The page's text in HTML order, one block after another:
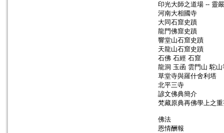
印光大師之道場 -- 靈
河南大相國寺
大同石窟史蹟
龍門佛窟史蹟
響堂山石窟史蹟
天龍山石窟史蹟
石佛 石經 石窟
龍洞 玉函 雲門山 駝
草堂寺與羅什舍利塔
北平三寺
諺文佛典簡介
梵藏原典再佛學上之
佛法
恩情酬報